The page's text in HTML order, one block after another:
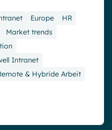
Europe
HR
Market trends
Intranet
& Hybride Arbeit